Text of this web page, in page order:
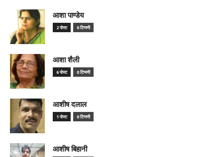
आशा पाण्डेय
2 पोस्ट 0 टिप्पणी
आशा शैली
6 पोस्ट 0 टिप्पणी
आशीष दलाल
1 पोस्ट 0 टिप्पणी
आशीष बिहानी